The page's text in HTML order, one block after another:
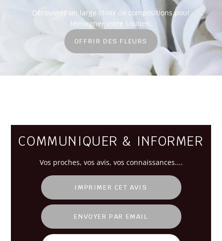
Découvrez un large choix de compositions pour
témoigner votre soutien.
OFFRIR DES FLEURS
COMMUNIQUER & INFORMER
Vos proches, vos avis, vos connaissances....
IMPRIMER CET AVIS
ENVOYER PAR EMAIL